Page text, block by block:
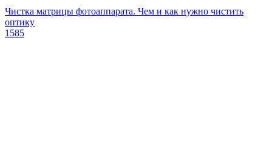
Чистка матрицы фотоаппарата. Чем и как нужно чистить
оптику
1585